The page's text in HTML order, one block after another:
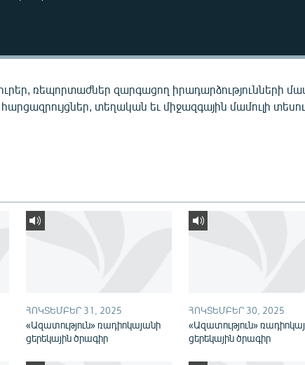
ռեպորտաժներ զարգացող իրադարձությունների
հարցազրույցներ, տեղական եւ միջազգային մամուլի
ՀՈԿՏԵՄԲԵՐ 31, 2025
«Ազատություն» ռադիոկայանի
ցերեկային ծրագիր
ՀՈԿՏԵՄԲԵՐ 30, 2025
«Ազատություն»
ցերեկային ծրագիր